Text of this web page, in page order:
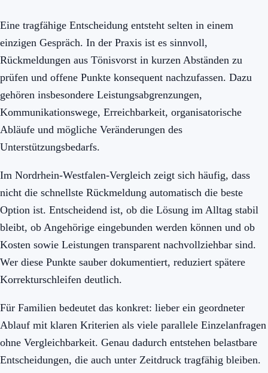
Eine tragfähige Entscheidung entsteht selten in einem
einzigen Gespräch. In der Praxis ist es sinnvoll,
Rückmeldungen aus Tönisvorst in kurzen Abständen zu
prüfen und offene Punkte konsequent nachzufassen. Dazu
gehören insbesondere Leistungsabgrenzungen,
Kommunikationswege, Erreichbarkeit, organisatorische
Abläufe und mögliche Veränderungen des
Unterstützungsbedarfs.
Im Nordrhein-Westfalen-Vergleich zeigt sich häufig, dass
nicht die schnellste Rückmeldung automatisch die beste
Option ist. Entscheidend ist, ob die Lösung im Alltag stabil
bleibt, ob Angehörige eingebunden werden können und ob
Kosten sowie Leistungen transparent nachvollziehbar sind.
Wer diese Punkte sauber dokumentiert, reduziert spätere
Korrekturschleifen deutlich.
Für Familien bedeutet das konkret: lieber ein geordneter
Ablauf mit klaren Kriterien als viele parallele Einzelanfragen
ohne Vergleichbarkeit. Genau dadurch entstehen belastbare
Entscheidungen, die auch unter Zeitdruck tragfähig bleiben.